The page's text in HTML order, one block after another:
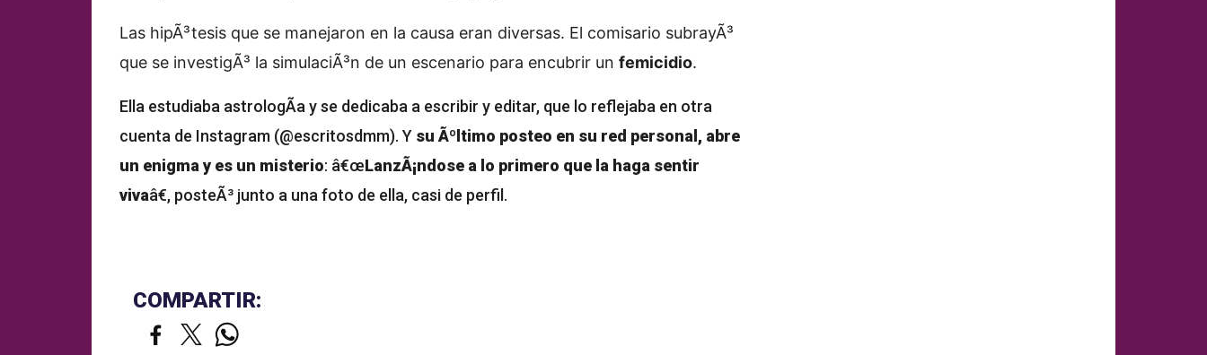
Las hipÃ³tesis que se manejaron en la causa eran diversas. El comisario subrayÃ³
que se investigÃ³ la simulaciÃ³n de un escenario para encubrir un femicidio.
Ella estudiaba astrologÃ­a y se dedicaba a escribir y editar, que lo reflejaba en otra
cuenta de Instagram (@escritosdmm). Y su Ãºltimo posteo en su red personal, abre
un enigma y es un misterio: â€œLanzÃ¡ndose a lo primero que la haga sentir
vivaâ€, posteÃ³ junto a una foto de ella, casi de perfil.
COMPARTIR: